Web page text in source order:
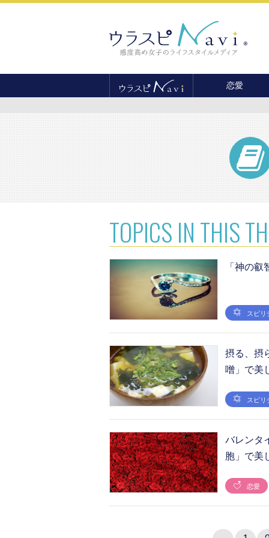
恋愛
結婚
セックス
離婚・不倫
TOPICS IN THIS
「神の
スピリ
摂る、摂
噌」で美
スピリ
バレンタ
胞」で美
恋愛